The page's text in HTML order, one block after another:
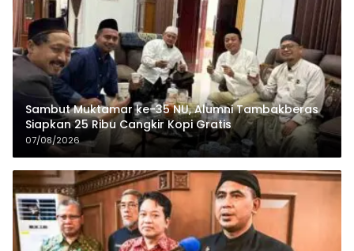
Sambut Muktamar ke-35 NU, Alumni Tambakberas
Siapkan 25 Ribu Cangkir Kopi Gratis
07/08/2026